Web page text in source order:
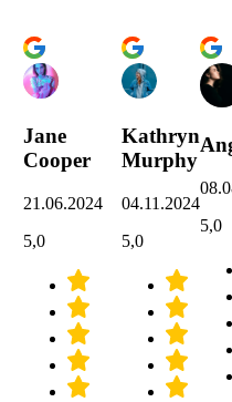
Jane
Cooper
21.06.2024
5,0
Kathryn
Murphy
04.11.2024
5,0
5,0